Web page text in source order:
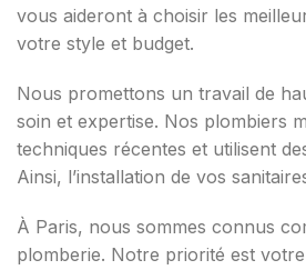
vous aideront à choisir les
votre style et budget.
Nous promettons un travail de
soin et expertise. Nos plombiers
techniques récentes et utilisent
Ainsi, l’installation de vos
À Paris, nous sommes connus
plomberie. Notre priorité est votre